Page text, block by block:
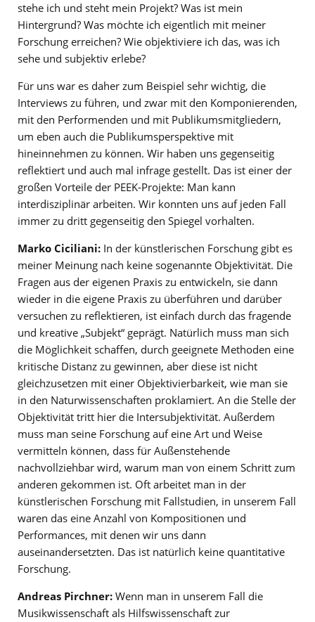
stehe ich und steht mein Projekt? Was ist mein
Hintergrund? Was möchte ich eigentlich mit meiner
Forschung erreichen? Wie objektiviere ich das, was ich
sehe und subjektiv erlebe?
Für uns war es daher zum Beispiel sehr wichtig, die
Interviews zu führen, und zwar mit den Komponierenden,
mit den Performenden und mit Publikumsmitgliedern,
um eben auch die Publikumsperspektive mit
hineinnehmen zu können. Wir haben uns gegenseitig
reflektiert und auch mal infrage gestellt. Das ist einer der
großen Vorteile der PEEK-Projekte: Man kann
interdisziplinär arbeiten. Wir konnten uns auf jeden Fall
immer zu dritt gegenseitig den Spiegel vorhalten.
Marko Ciciliani: In der künstlerischen Forschung gibt es
meiner Meinung nach keine sogenannte Objektivität. Die
Fragen aus der eigenen Praxis zu entwickeln, sie dann
wieder in die eigene Praxis zu überführen und darüber
versuchen zu reflektieren, ist einfach durch das fragende
und kreative „Subjekt“ geprägt. Natürlich muss man sich
die Möglichkeit schaffen, durch geeignete Methoden eine
kritische Distanz zu gewinnen, aber diese ist nicht
gleichzusetzen mit einer Objektivierbarkeit, wie man sie
in den Naturwissenschaften proklamiert. An die Stelle der
Objektivität tritt hier die Intersubjektivität. Außerdem
muss man seine Forschung auf eine Art und Weise
vermitteln können, dass für Außenstehende
nachvollziehbar wird, warum man von einem Schritt zum
anderen gekommen ist. Oft arbeitet man in der
künstlerischen Forschung mit Fallstudien, in unserem Fall
waren das eine Anzahl von Kompositionen und
Performances, mit denen wir uns dann
auseinandersetzten. Das ist natürlich keine quantitative
Forschung.
Andreas Pirchner: Wenn man in unserem Fall die
Musikwissenschaft als Hilfswissenschaft zur